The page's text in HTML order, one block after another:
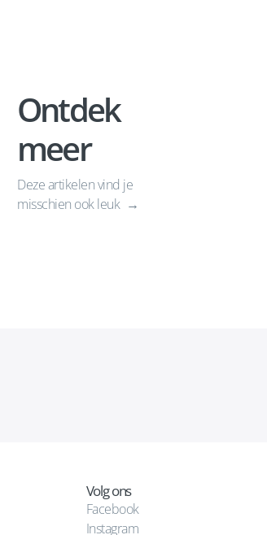
Ontdek
meer
Deze artikelen vind je
misschien ook leuk
Volg ons
Facebook
Instagram